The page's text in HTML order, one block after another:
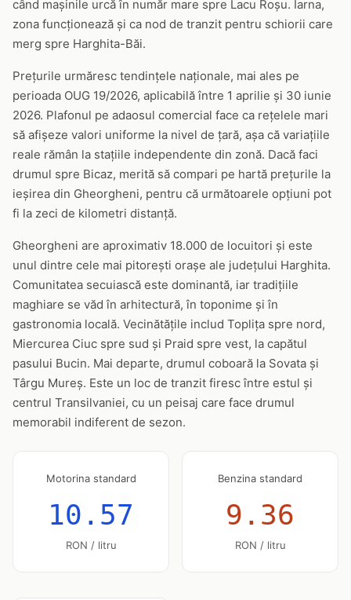
când mașinile urcă în număr mare spre Lacu Roșu. Iarna,
zona funcționează și ca nod de tranzit pentru schiorii care
merg spre Harghita-Băi.
Prețurile urmăresc tendințele naționale, mai ales pe
perioada OUG 19/2026, aplicabilă între 1 aprilie și 30 iunie
2026. Plafonul pe adaosul comercial face ca rețelele mari
să afișeze valori uniforme la nivel de țară, așa că variațiile
reale rămân la stațiile independente din zonă. Dacă faci
drumul spre Bicaz, merită să compari pe hartă prețurile la
ieșirea din Gheorgheni, pentru că următoarele opțiuni pot
fi la zeci de kilometri distanță.
Gheorgheni are aproximativ 18.000 de locuitori și este
unul dintre cele mai pitorești orașe ale județului Harghita.
Comunitatea secuiască este dominantă, iar tradițiile
maghiare se văd în arhitectură, în toponime și în
gastronomia locală. Vecinătățile includ Toplița spre nord,
Miercurea Ciuc spre sud și Praid spre vest, la capătul
pasului Bucin. Mai departe, drumul coboară la Sovata și
Târgu Mureș. Este un loc de tranzit firesc între estul și
centrul Transilvaniei, cu un peisaj care face drumul
memorabil indiferent de sezon.
Motorina standard
10.57
RON / litru
Benzina standard
9.36
RON / litru